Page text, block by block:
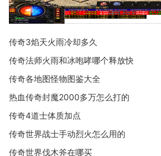
传奇3焰天火雨冷却多久
传奇法师火雨和冰咆哮哪个释放快
传奇各地图怪物图鉴大全
热血传奇封魔2000多万怎么打的
传奇4道士体质加点
传奇世界战士手动烈火怎么用的
传奇世界伐木斧在哪买